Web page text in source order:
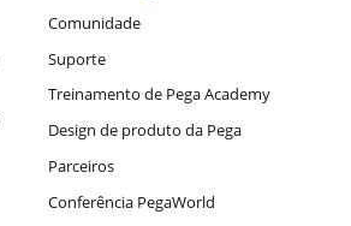
Comunidade
Suporte
Treinamento de Pega Academy
Design de produto da Pega
Parceiros
Conferência PegaWorld